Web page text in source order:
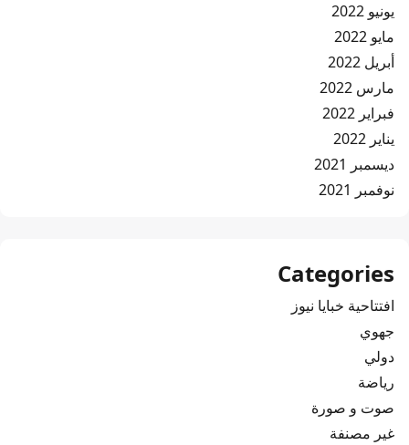
يونيو 2022
مايو 2022
أبريل 2022
مارس 2022
فبراير 2022
يناير 2022
ديسمبر 2021
نوفمبر 2021
Categories
افتتاحية خبايا نيوز
جهوي
دولي
رياضة
صوت و صورة
غير مصنفة